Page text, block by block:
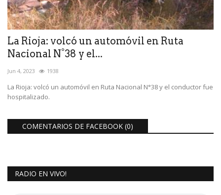
La Rioja: volcó un automóvil en Ruta
Nacional N°38 y el...
Jun 4, 2023 1938
La Rioja: volcó un automóvil en Ruta Nacional N°38 y el conductor fue
hospitalizado.
COMENTARIOS DE FACEBOOK (0)
RADIO EN VIVO!